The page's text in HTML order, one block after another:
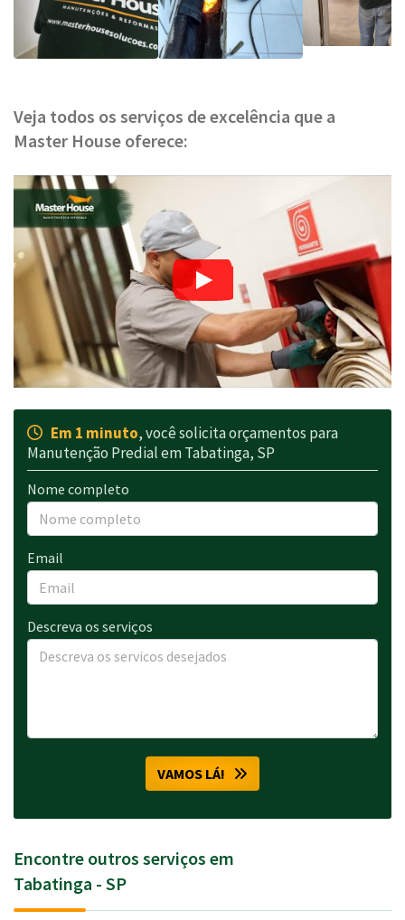
Veja todos os serviços de excelência que a
Master House oferece:
Em 1 minuto, você solicita orçamentos para
Manutenção Predial em Tabatinga, SP
Nome completo
Email
Descreva os serviços
VAMOS LÁ!
Encontre outros serviços em
Tabatinga - SP